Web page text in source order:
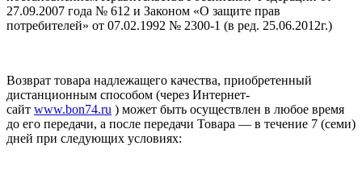
27.09.2007 года № 612 и Законом «О защите прав
потребителей» от 07.02.1992 № 2300-1 (в ред. 25.06.2012г.)
Возврат товара надлежащего качества, приобретенный
дистанционным способом (через Интернет-
сайт www.bon74.ru ) может быть осуществлен в любое время
до его передачи, а после передачи Товара — в течение 7 (семи)
дней при следующих условиях: